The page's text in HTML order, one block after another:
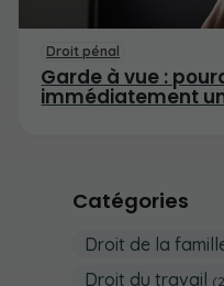
Catégories
Droit de la
Droit du travail
Droit pénal
Garde à vue :
immédiatement